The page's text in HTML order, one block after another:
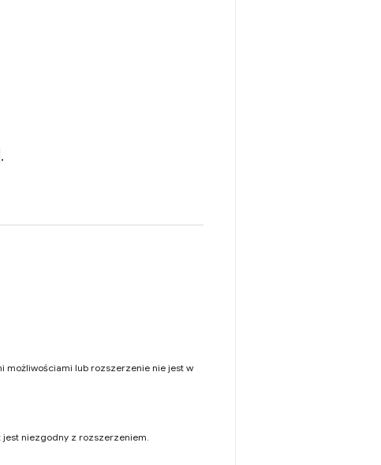
.
możliwościami lub rozszerzenie nie jest w
jest niezgodny z rozszerzeniem.